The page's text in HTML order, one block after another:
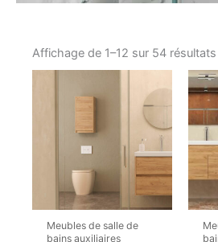
Affichage de 1–12 sur 54 résultats
Meubles de salle de
bains auxiliaires